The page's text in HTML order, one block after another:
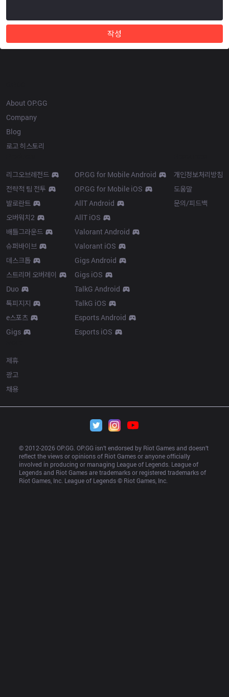
작성
About OP.GG
Company
Blog
로고 히스토리
리그오브레전드
전략적 팀 전투
발로란트
오버워치2
배틀그라운드
슈퍼바이브
데스크톱
스트리머 오버레이
Duo
톡피지지
e스포츠
Gigs
OP.GG for Mobile Android
OP.GG for Mobile iOS
AllT Android
AllT iOS
Valorant Android
Valorant iOS
Gigs Android
Gigs iOS
TalkG Android
TalkG iOS
Esports Android
Esports iOS
개인정보처리방침
도움말
문의/피드백
제휴
광고
채용
© 2012-2026 OP.GG. OP.GG isn’t endorsed by Riot Games and doesn’t
reflect the views or opinions of Riot Games or anyone officially
involved in producing or managing League of Legends. League of
Legends and Riot Games are trademarks or registered trademarks of
Riot Games, Inc. League of Legends © Riot Games, Inc.